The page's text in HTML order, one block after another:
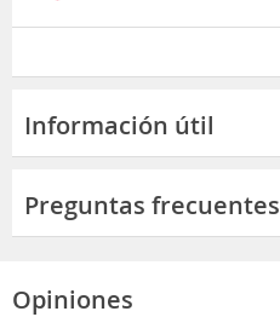
Información útil
Preguntas frecuentes
Opiniones